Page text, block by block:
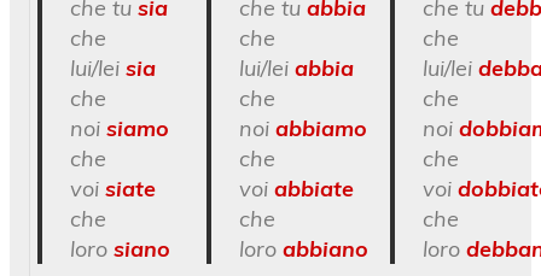
che tu sia
che
lui/lei sia
che
noi siamo
che
voi siate
che
loro siano
che tu abbia
che
lui/lei abbia
che
noi abbiamo
che
voi abbiate
che
loro abbiano
che tu
che
lui/lei
che
noi
che
voi
che
loro